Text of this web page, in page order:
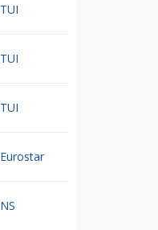
TUI
TUI
TUI
Eurostar
NS